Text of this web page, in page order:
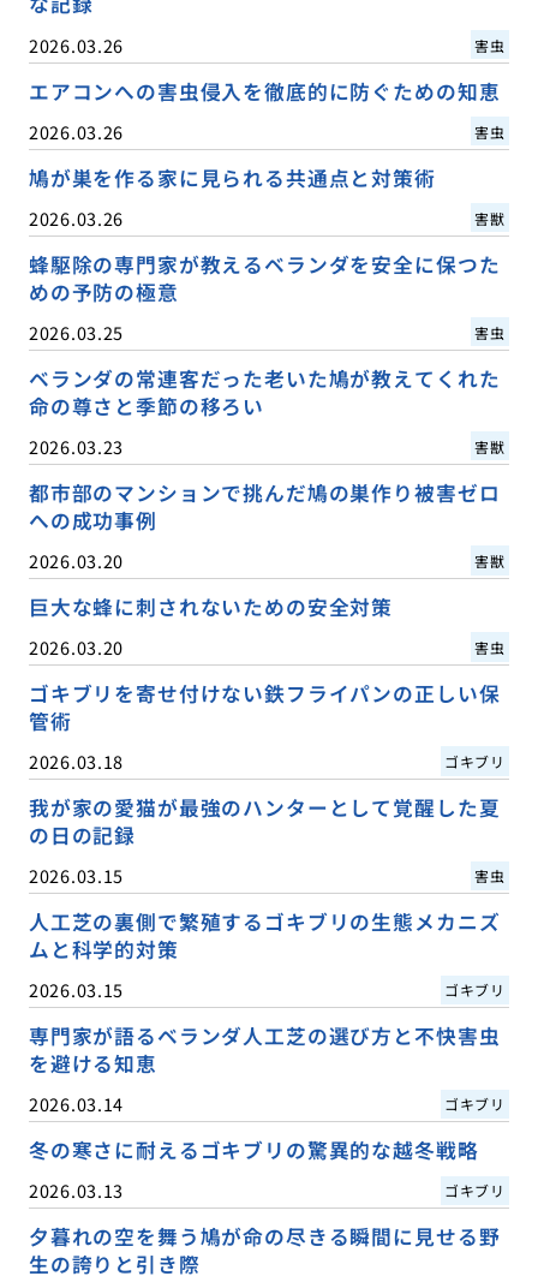
2026.03.26 害虫
エアコンへの害虫侵入を徹底的に防ぐための知恵
2026.03.26 害虫
鳩が巣を作る家に見られる共通点と対策術
2026.03.26 害獣
蜂駆除の専門家が教えるベランダを安全に保つた
めの予防の極意
2026.03.25 害虫
ベランダの常連客だった老いた鳩が教えてくれた
命の尊さと季節の移ろい
2026.03.23 害獣
都市部のマンションで挑んだ鳩の巣作り被害ゼロ
への成功事例
2026.03.20 害獣
巨大な蜂に刺されないための安全対策
2026.03.20 害虫
ゴキブリを寄せ付けない鉄フライパンの正しい保
管術
2026.03.18 ゴキブリ
我が家の愛猫が最強のハンターとして覚醒した夏
の日の記録
2026.03.15 害虫
人工芝の裏側で繁殖するゴキブリの生態メカニズ
ムと科学的対策
2026.03.15 ゴキブリ
専門家が語るベランダ人工芝の選び方と不快害虫
を避ける知恵
2026.03.14 ゴキブリ
冬の寒さに耐えるゴキブリの驚異的な越冬戦略
2026.03.13 ゴキブリ
夕暮れの空を舞う鳩が命の尽きる瞬間に見せる野
生の誇りと引き際